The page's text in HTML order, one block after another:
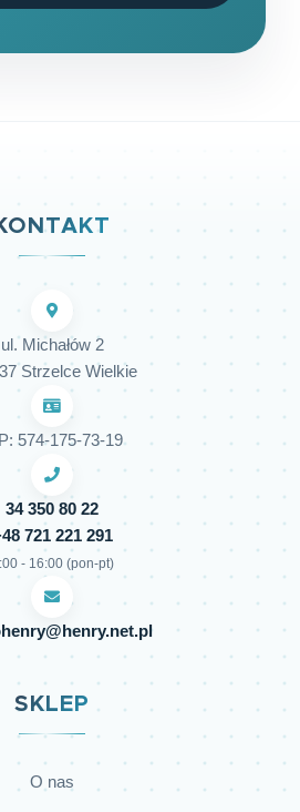
ul. Michałów 2
Strzelce Wielkie
574-175-73-19
34 350 80 22
721 221 291
- 16:00 (pon-pt)
SKLEP
O nas